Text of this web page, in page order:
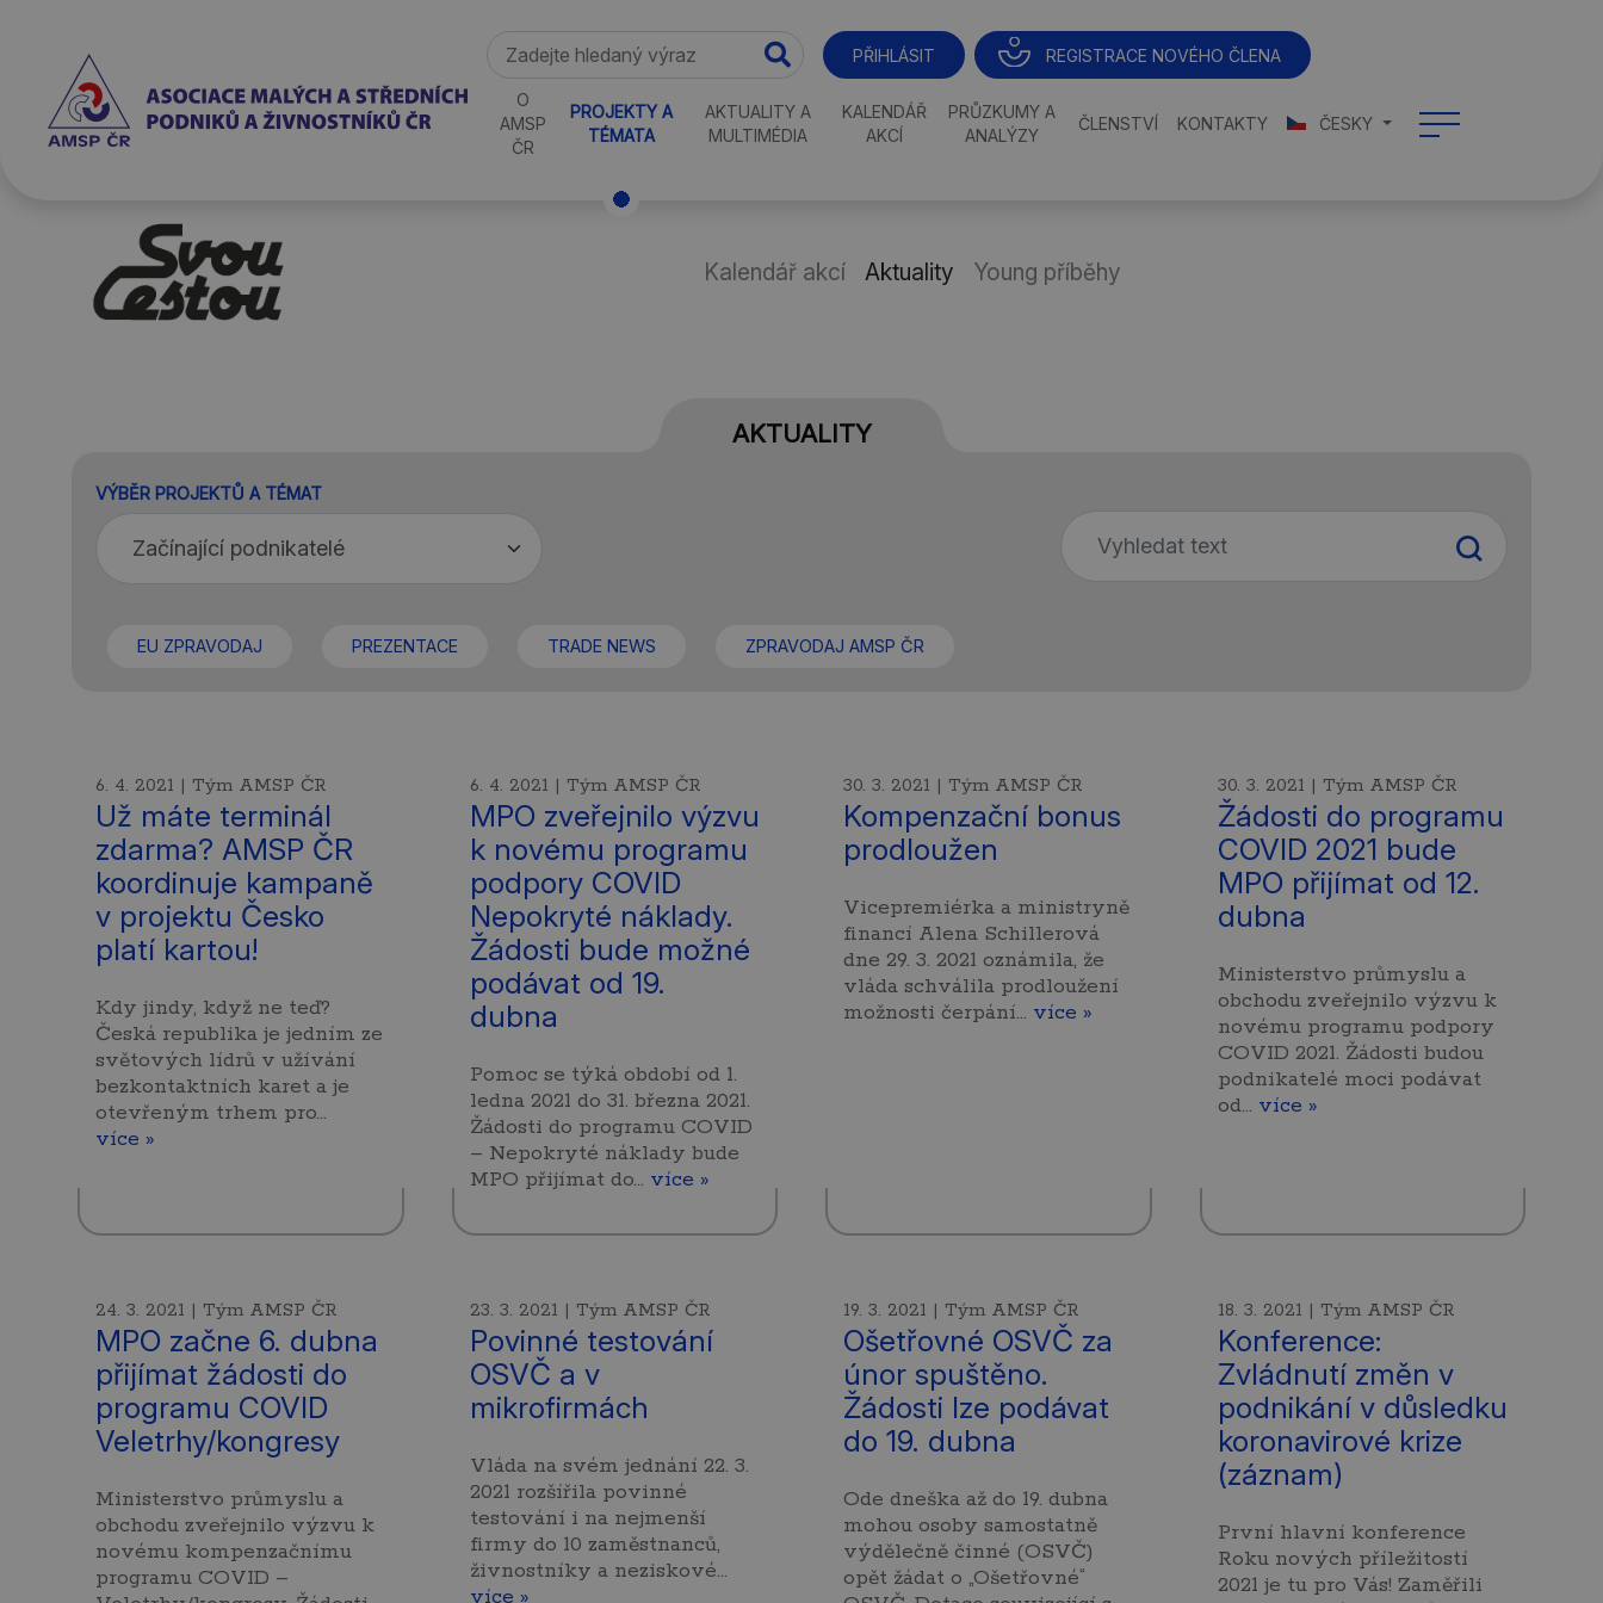
PŘIHLÁSIT REGISTRACE NOVÉHO ČLENA
O
AMSP
ČR
PROJEKTY A
TÉMATA
AKTUALITY A
MULTIMÉDIA
KALENDÁŘ
AKCÍ
PRŮZKUMY A
ANALÝZY
ČLENSTVÍ KONTAKTY ČESKY
Kalendář akcí Aktuality Young příběhy
AKTUALITY
VÝBĚR PROJEKTŮ A TÉMAT
EU ZPRAVODAJ PREZENTACE TRADE NEWS ZPRAVODAJ AMSP ČR
6. 4. 2021 | Tým AMSP ČR
Už máte terminál
zdarma? AMSP ČR
koordinuje kampaně
v projektu Česko
platí kartou!
Kdy jindy, když ne teď?
Česká republika je jedním ze
světových lídrů v užívání
bezkontaktních karet a je
otevřeným trhem pro…
více »
6. 4. 2021 | Tým AMSP ČR
MPO zveřejnilo výzvu
k novému programu
podpory COVID
Nepokryté náklady.
Žádosti bude možné
podávat od 19.
dubna
Pomoc se týká období od 1.
ledna 2021 do 31. března 2021.
Žádosti do programu COVID
– Nepokryté náklady bude
MPO přijímat do… více »
30. 3. 2021 | Tým AMSP ČR
Kompenzační bonus
prodloužen
Vicepremiérka a ministryně
financí Alena Schillerová
dne 29. 3. 2021 oznámila, že
vláda schválila prodloužení
možnosti čerpání… více »
30. 3. 2021 | Tým AMSP ČR
Žádosti do programu
COVID 2021 bude
MPO přijímat od 12.
dubna
Ministerstvo průmyslu a
obchodu zveřejnilo výzvu k
novému programu podpory
COVID 2021. Žádosti budou
podnikatelé moci podávat
od… více »
24. 3. 2021 | Tým AMSP ČR
MPO začne 6. dubna
přijímat žádosti do
programu COVID
Veletrhy/kongresy
Ministerstvo průmyslu a
obchodu zveřejnilo výzvu k
novému kompenzačnímu
programu COVID –
23. 3. 2021 | Tým AMSP ČR
Povinné testování
OSVČ a v
mikrofirmách
Vláda na svém jednání 22. 3.
2021 rozšířila povinné
testování i na nejmenší
firmy do 10 zaměstnanců,
živnostníky a neziskové…
více »
19. 3. 2021 | Tým AMSP ČR
Ošetřovné OSVČ za
únor spuštěno.
Žádosti lze podávat
do 19. dubna
Ode dneška až do 19. dubna
mohou osoby samostatně
výdělečně činné (OSVČ)
opět žádat o „Ošetřovné“
18. 3. 2021 | Tým AMSP ČR
Konference:
Zvládnutí změn v
podnikání v důsledku
koronavirové krize
(záznam)
První hlavní konference
Roku nových příležitostí
2021 je tu pro Vás! Zaměřili